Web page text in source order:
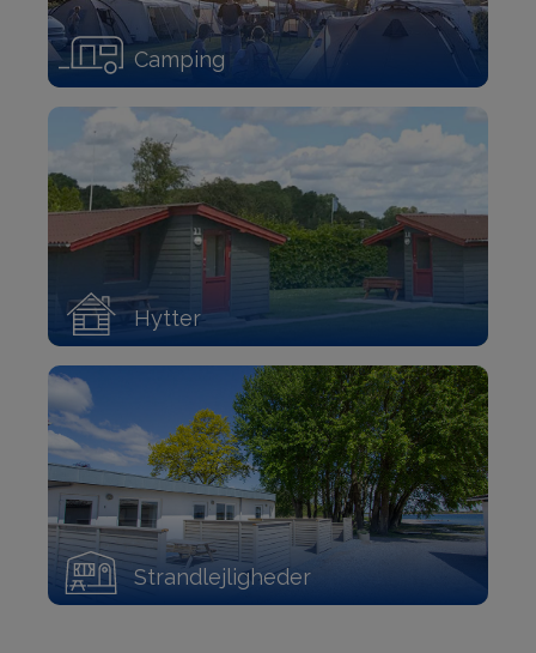
Camping
Hytter
Strandlejligheder